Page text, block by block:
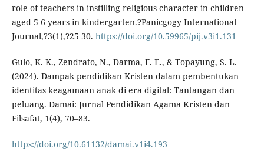
role of teachers in instilling religious character in children
aged 5 6 years in kindergarten.?Panicgogy International
Journal,?3(1),?25 30. https://doi.org/10.59965/pij.v3i1.131
Gulo, K. K., Zendrato, N., Darma, F. E., & Topayung, S. L.
(2024). Dampak pendidikan Kristen dalam pembentukan
identitas keagamaan anak di era digital: Tantangan dan
peluang. Damai: Jurnal Pendidikan Agama Kristen dan
Filsafat, 1(4), 70–83.
https://doi.org/10.61132/damai.v1i4.193